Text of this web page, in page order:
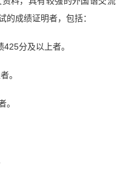
的成绩证明者，包括：
分及以上者。
。
。